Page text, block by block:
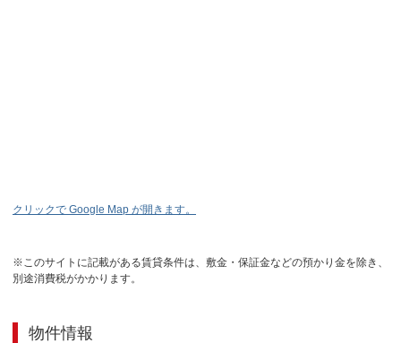
クリックで Google Map が開きます。
※このサイトに記載がある賃貸条件は、敷金・保証金などの預かり金を除き、
別途消費税がかかります。
物件情報